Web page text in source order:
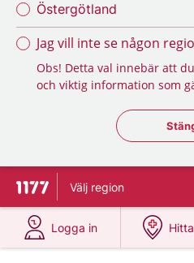
Östergötland
Jag vill inte se någon
Obs! Detta val innebär att
och viktig information som
Till startsidan för 1177
Välj region
Logga in
på 1177.se